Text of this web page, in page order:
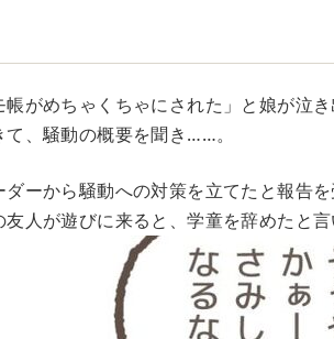
がめちゃくちゃにされた」と娘が泣き
、騒動の概要を聞き……。
ーから騒動への対策を立てたと報告を
人が遊びに来ると、学童を辞めたと言